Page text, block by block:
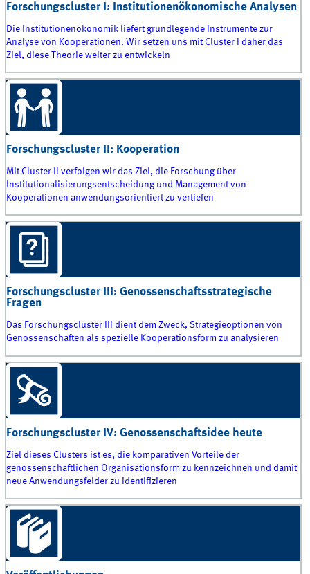
Forschungscluster I: Institutionenökonomische Analysen
Die Institutionenökonomik liefert grundlegende Instrumente zur
Analyse von Kooperationen. Wir setzen uns mit Cluster I daher das
Ziel, diese Theorie weiter zu entwickeln
Forschungscluster II: Kooperation
Mit Cluster II verfolgen wir das Ziel, die Forschung über
Institutionalisierungsentscheidung und Management von
Kooperationen anwendungsorientiert zu vertiefen
Forschungscluster III: Genossenschaftsstrategische
Fragen
Das Forschungscluster III dient dem Zweck, Strategieoptionen von
Genossenschaften als spezielle Kooperationsform zu analysieren
Forschungscluster IV: Genossenschaftsidee heute
Ziel dieses Clusters ist es, die komparativen Vorteile der
genossenschaftlichen Organisationsform zu kennzeichnen und damit
neue Anwendungsfelder zu identifizieren